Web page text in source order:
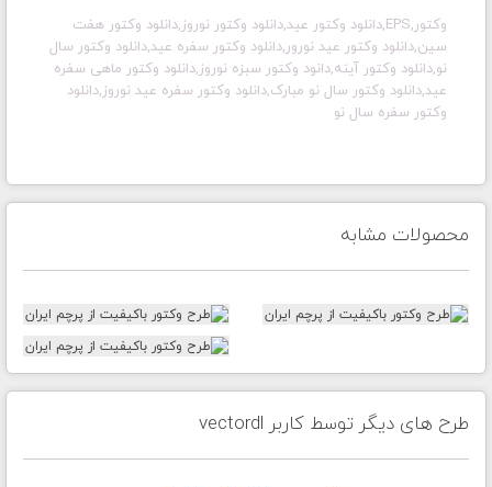
وکتور,EPS,دانلود وکتور عید,دانلود وکتور نوروز,دانلود وکتور هفت
سین,دانلود وکتور عید نورور,دانلود وکتور سفره عید,دانلود وکتور سال
نو,دانلود وکتور آینه,دانود وکتور سبزه نوروز,دانلود وکتور ماهی سفره
عید,دانلود وکتور سال نو مبارک,دانلود وکتور سفره عید نوروز,دانلود
وکتور سفره سال نو
محصولات مشابه
طرح های دیگر توسط کاربر vectordl